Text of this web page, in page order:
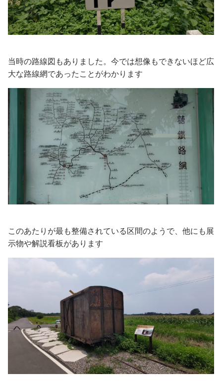
当時の路線図もありました。今では想像もできないほど広
大な路線網であったことがわかります
このあたりが最も整備されている区間のようで、他にも展
示物や解説看板があります